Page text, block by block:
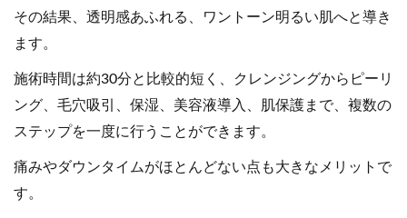
その結果、透明感あふれる、ワントーン明るい肌へと導き
ます。
施術時間は約30分と比較的短く、クレンジングからピーリ
ング、毛穴吸引、保湿、美容液導入、肌保護まで、複数の
ステップを一度に行うことができます。
痛みやダウンタイムがほとんどない点も大きなメリットで
す。